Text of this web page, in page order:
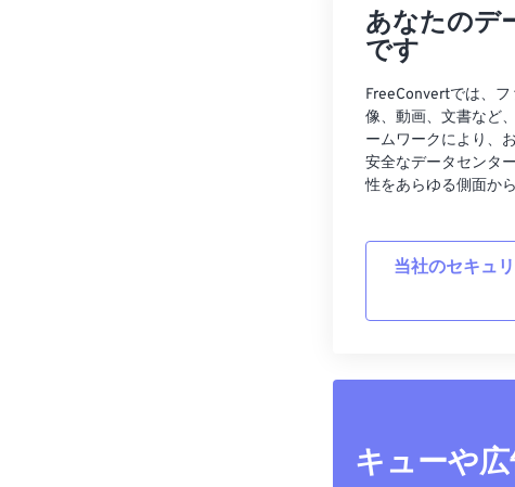
あなたのデ
です
FreeConvertでは、
像、動画、文書など
ームワークにより、
安全なデータセンタ
性をあらゆる側面か
当社のセキュ
キューや